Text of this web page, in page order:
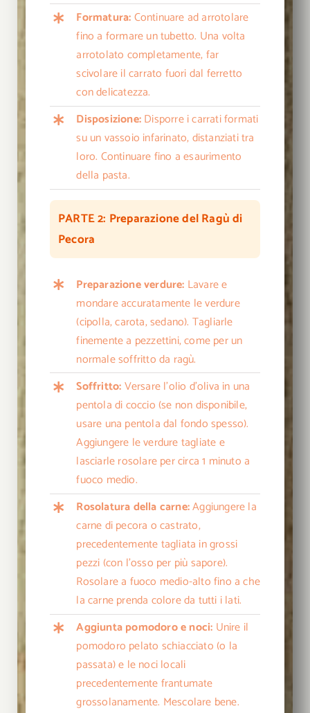
Formatura:Continuare ad arrotolare
fino a formare un tubetto. Una volta
arrotolato completamente, far
scivolare il carrato fuori dal ferretto
con delicatezza.
Disposizione:Disporre i carrati formati
su un vassoio infarinato, distanziati tra
loro. Continuare fino a esaurimento
della pasta.
PARTE 2: Preparazione del Ragù di
Pecora
Preparazione verdure: Lavare e
mondare accuratamente le verdure
(cipolla, carota, sedano). Tagliarle
finemente a pezzettini, come per un
normale soffritto da ragù.
Soffritto:Versare l’olio d’oliva in una
pentola di coccio (se non disponibile,
usare una pentola dal fondo spesso).
Aggiungere le verdure tagliate e
lasciarle rosolare per circa 1 minuto a
fuoco medio.
Rosolatura della carne:Aggiungere la
carne di pecora o castrato,
precedentemente tagliata in grossi
pezzi (con l’osso per più sapore).
Rosolare a fuoco medio-alto fino a che
la carne prenda colore da tutti i lati.
Aggiunta pomodoro e noci: Unire il
pomodoro pelato schiacciato (o la
passata) e le noci locali
precedentemente frantumate
grossolanamente. Mescolare bene.